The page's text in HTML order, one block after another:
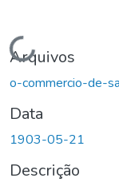
Carregando...
Arquivos
o-commercio-de-
Data
1903-05-21
Descrição